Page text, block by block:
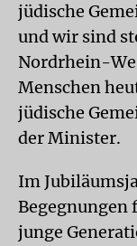
jüdische
und wir sind
Nordrhein-
Menschen
jüdische
der Minister.
Im
Begegnungen
junge